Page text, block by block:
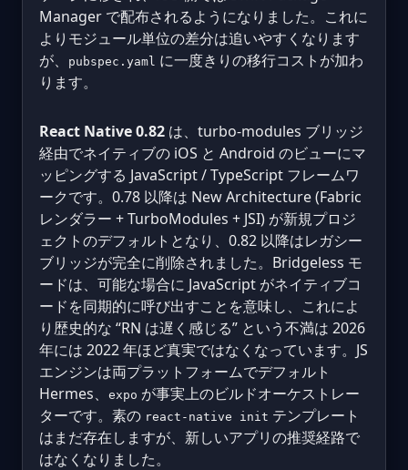
Manager で配布されるようになりました。これに
よりモジュール単位の差分は追いやすくなります
が、
pubspec.yaml に一度きりの移行コストが加わ
ります。
React Native 0.82 は、turbo-modules ブリッジ
経由でネイティブの iOS と Android のビューにマ
ッピングする JavaScript / TypeScript フレームワ
ークです。0.78 以降は New Architecture (Fabric
レンダラー + TurboModules + JSI) が新規プロジ
ェクトのデフォルトとなり、0.82 以降はレガシー
ブリッジが完全に削除されました。Bridgeless モ
ードは、可能な場合に JavaScript がネイティブコ
ードを同期的に呼び出すことを意味し、これによ
り歴史的な “RN は遅く感じる” という不満は 2026
年には 2022 年ほど真実ではなくなっています。JS
エンジンは両プラットフォームでデフォルト
Hermes、
expo が事実上のビルドオーケストレー
ターです。素の react-native init テンプレート
はまだ存在しますが、新しいアプリの推奨経路で
はなくなりました。